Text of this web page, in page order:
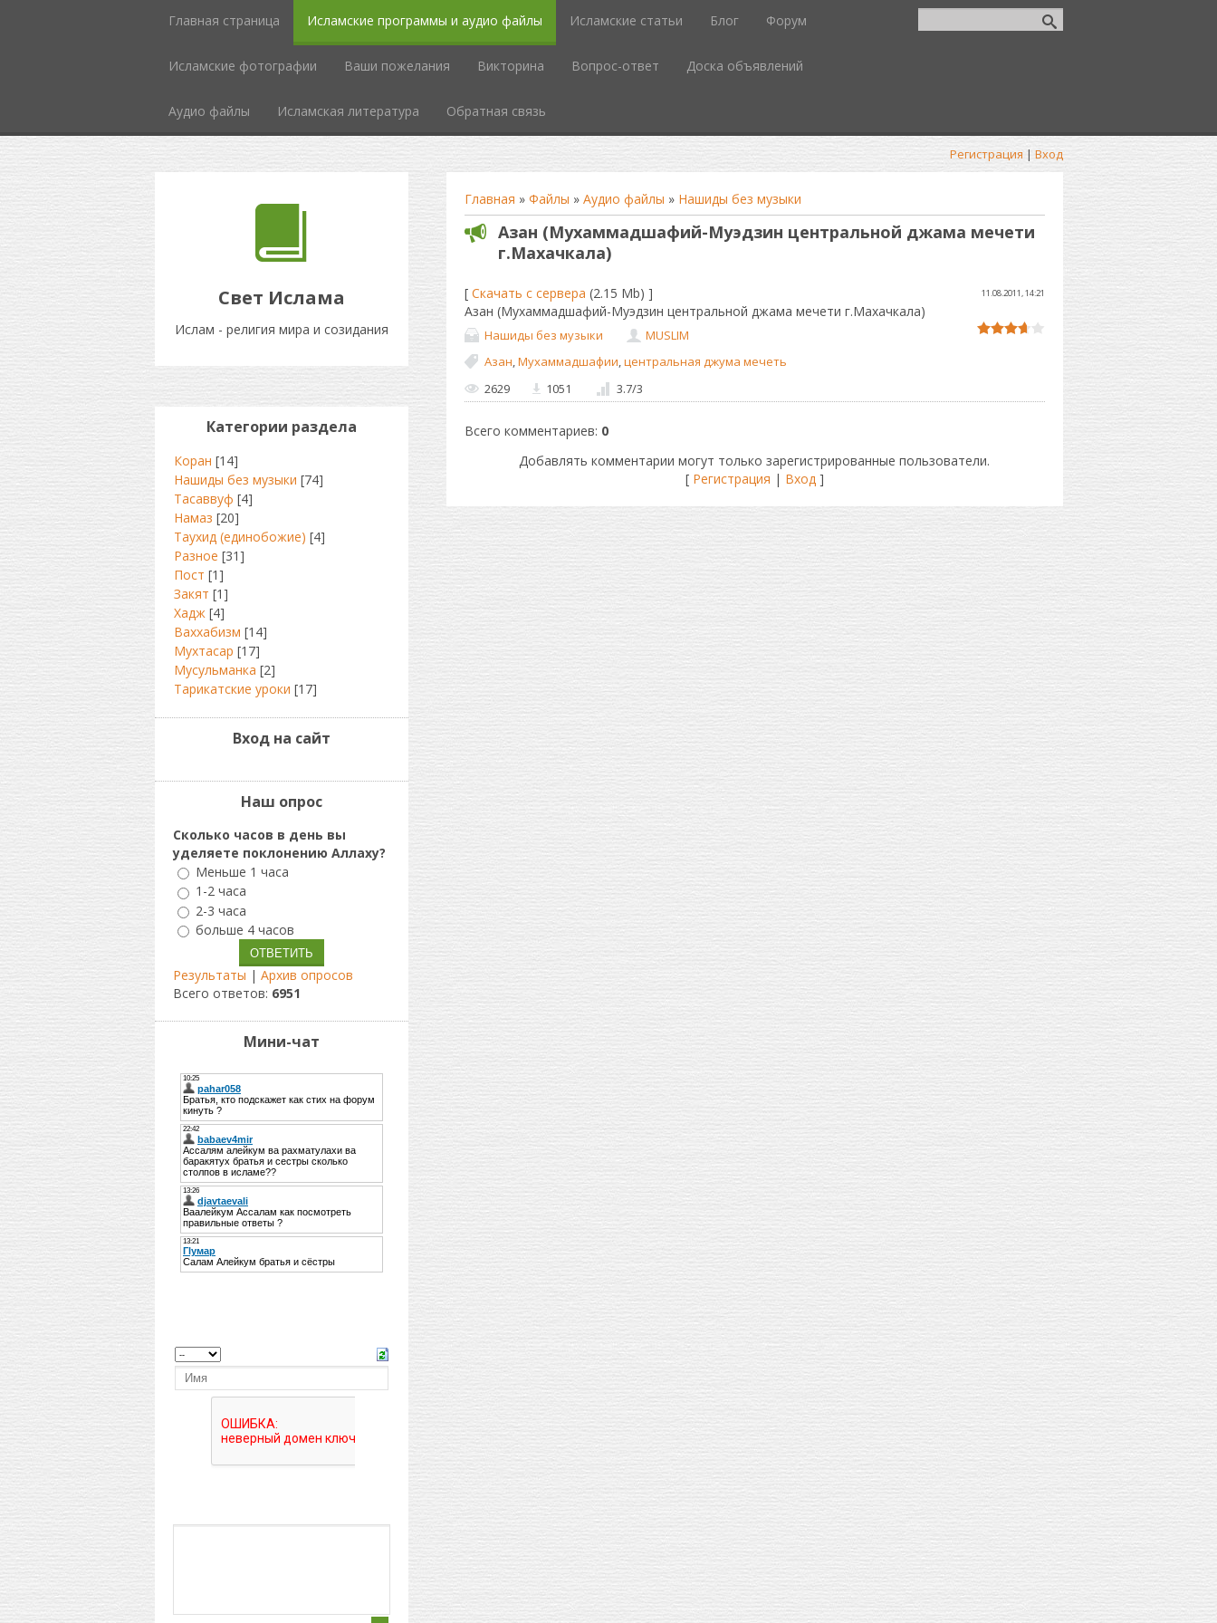
Главная страница Исламские программы и аудио файлы Исламские статьи Блог Форум
Исламcкие фотографии Ваши пожелания Викторина Вопрос-ответ Доска объявлений
Аудио файлы Исламская литература Обратная связь
Регистрация | Вход
Свет Ислама
Ислам - религия мира и созидания
Главная » Файлы » Аудио файлы » Нашиды без музыки
Азан (Мухаммадшафий-Муэдзин центральной джама мечети
г.Махачкала)
[ Скачать с сервера (2.15 Mb) ] 11.08.2011, 14:21
Азан (Мухаммадшафий-Муэдзин центральной джама мечети г.Махачкала)
Нашиды без музыки
MUSLIM
Азан,Мухаммадшафии,центральная джума мечеть
2629
1051 3.7/3
Всего комментариев: 0
Добавлять комментарии могут только зарегистрированные пользователи.
[ Регистрация | Вход]
Категории раздела
Коран [14]
Нашиды без музыки [74]
Тасаввуф [4]
Намаз [20]
Таухид (единобожие) [4]
Разное [31]
Пост [1]
Закят [1]
Хадж [4]
Ваххабизм [14]
Мухтасар [17]
Мусульманка [2]
Тарикатские уроки [17]
Вход на сайт
Наш опрос
Сколько часов в день вы
уделяете поклонению Аллаху?
Меньше 1 часа
1-2 часа
2-3 часа
больше 4 часов
Результаты | Архив опросов
Всего ответов: 6951
Мини-чат